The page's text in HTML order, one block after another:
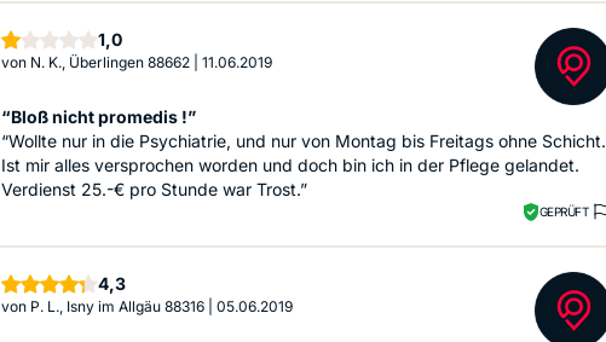
1,0Stern
von N. K., Überlingen 88662 11.06.2019
“Bloß nicht promedis !”
“Wollte nur in die Psychiatrie, und nur von Montag bis Freitags ohne Schicht.
Ist mir alles versprochen worden und doch bin ich in der Pflege gelandet.
Verdienst 25.-€ pro Stunde war Trost.”
GEPRÜFT
4,3Sterne
von P. L., Isny im Allgäu 88316 05.06.2019